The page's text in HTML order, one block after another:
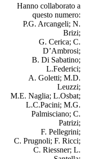
Hanno collaborato a
questo numero:
P.G. Arcangeli; N.
Brizi;
G. Cerica; C.
D’Ambrosi;
B. Di Sabatino;
L.Federici;
A. Goletti; M.D.
Leuzzi;
M.E. Naglia; L.Osbat;
L.C.Pacini; M.G.
Palmisciano; C.
Patrizi;
F. Pellegrini;
C. Prugnoli; F. Ricci;
C. Riessner; L.